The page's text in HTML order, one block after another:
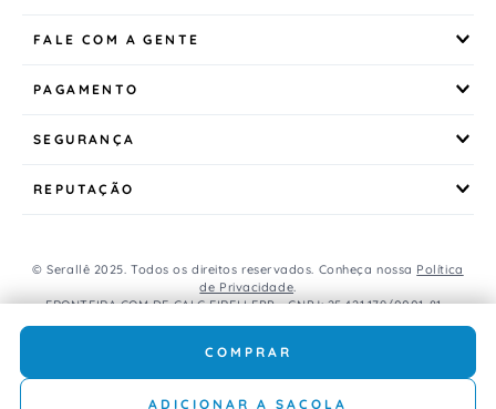
COMPRAR
ADICIONAR A SACOLA
FALE COM A GENTE
PAGAMENTO
SEGURANÇA
REPUTAÇÃO
© Serallê 2025. Todos os direitos reservados. Conheça nossa Política
de Privacidade.
FRONTEIRA COM DE CALC EIRELI EPP - CNPJ: 25.421.179/0001-81 -
Avenida Brasil, 456, Centro, CEP: 85.851-000, Foz do Iguaçu, PR, Brasil.
válido é o do carrinho de compras.